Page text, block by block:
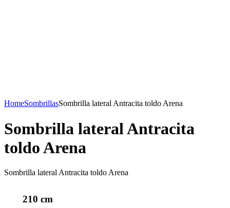
HomeSombrillasSombrilla lateral Antracita toldo Arena
Sombrilla lateral Antracita
toldo Arena
Sombrilla lateral Antracita toldo Arena
210 cm